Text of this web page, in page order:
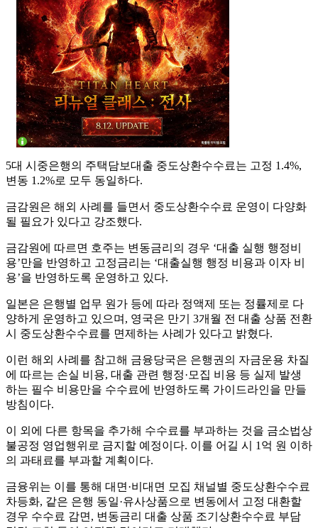
5대 시중은행의 주택담보대출 중도상환수수료는 고정 1.4%,
변동 1.2%로 모두 동일하다.
금감원은 해외 사례를 들면서 중도상환수수료 운영이 다양화
될 필요가 있다고 강조했다.
금감원에 따르면 호주는 변동금리의 경우 ‘대출 실행 행정비
용’만을 반영하고 고정금리는 ‘대출실행 행정 비용과 이자 비
용’을 반영하도록 운영하고 있다.
일본은 은행별 업무 원가 등에 따라 정액제 또는 정률제로 다
양하게 운영하고 있으며, 영국은 만기 3개월 전 대출 상품 전환
시 중도상환수수료를 면제하는 사례가 있다고 밝혔다.
이런 해외 사례를 참고해 금융당국은 은행권의 자금운용 차질
에 따르는 손실 비용, 대출 관련 행정·모집 비용 등 실제 발생
하는 필수 비용만을 수수료에 반영하도록 가이드라인을 만들
방침이다.
이 외에 다른 항목을 추가해 수수료를 부과하는 것을 금소법상
불공정 영업행위로 금지할 예정이다. 이를 어길 시 1억 원 이하
의 과태료를 부과할 계획이다.
금융위는 이를 통해 대면·비대면 모집 채널별 중도상환수수료
차등화, 같은 은행 동일·유사상품으로 변동에서 고정 대환할
경우 수수료 감면, 변동금리 대출 상품 조기상환수수료 부담